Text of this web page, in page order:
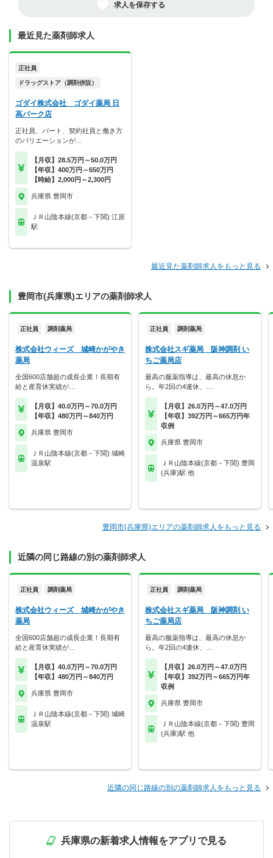
求人を保存する
最近見た薬剤師求人
正社員
ドラッグストア（調剤併設）
ゴダイ株式会社 ゴダイ薬局 日
高パーク店
正社員、パート、契約社員と働き方
のバリエーションが…
【月収】28.5万円～50.0万円
【年収】400万円～650万円
【時給】2,000円～2,300円
兵庫県 豊岡市
ＪＲ山陰本線(京都－下関) 江原
駅
最近見た薬剤師求人をもっと見る
豊岡市(兵庫県)エリアの薬剤師求人
正社員 調剤薬局
株式会社ウィーズ 城崎かがやき
薬局
全国600店舗超の成長企業！長期有
給と産育休実績が…
【月収】40.0万円～70.0万円
【年収】480万円～840万円
兵庫県 豊岡市
ＪＲ山陰本線(京都－下関) 城崎
温泉駅
正社員 調剤薬局
株式会社スギ薬局 阪神調剤 い
ちご薬局店
最高の服薬指導は、最高の休息か
ら。年2回の4連休、…
【月収】26.0万円～47.0万円
【年収】392万円～665万円年
収例
兵庫県 豊岡市
ＪＲ山陰本線(京都－下関) 豊岡
(兵庫)駅 他
豊岡市(兵庫県)エリアの薬剤師求人をもっと見る
近隣の同じ路線の別の薬剤師求人
正社員 調剤薬局
株式会社ウィーズ 城崎かがやき
薬局
全国600店舗超の成長企業！長期有
給と産育休実績が…
【月収】40.0万円～70.0万円
【年収】480万円～840万円
兵庫県 豊岡市
ＪＲ山陰本線(京都－下関) 城崎
温泉駅
正社員 調剤薬局
株式会社スギ薬局 阪神調剤 い
ちご薬局店
最高の服薬指導は、最高の休息か
ら。年2回の4連休、…
【月収】26.0万円～47.0万円
【年収】392万円～665万円年
収例
兵庫県 豊岡市
ＪＲ山陰本線(京都－下関) 豊岡
(兵庫)駅 他
近隣の同じ路線の別の薬剤師求人をもっと見る
兵庫県の新着求人情報をアプリで見る